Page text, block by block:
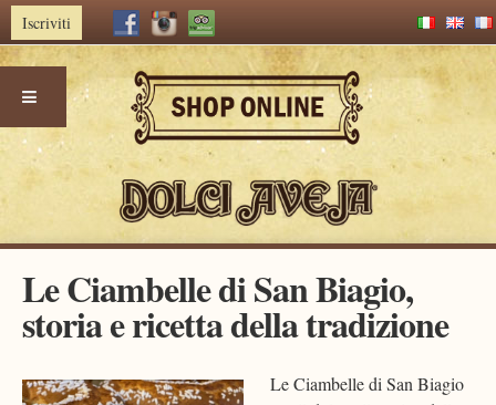
Iscriviti
contentLe Ciambelle di San Biagio,
storia e ricetta della tradizione
Le Ciambelle di San Biagio